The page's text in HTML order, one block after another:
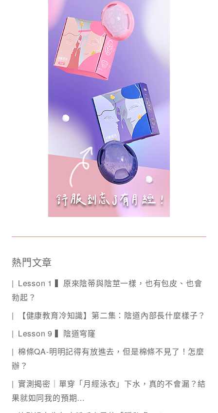
熱門文章
Lesson 1 ▍原來陰蒂與陰莖一樣，也有包皮、也會
勃起？
【健康教育冷知識】第二集：陰道內部長什麼樣子？
Lesson 9 ▍陰道穹窿
棉條QA-明明記得有放進去，但是棉條不見了！怎麼
辦？
實測揭密｜單穿「月經泳衣」下水，真的不會漏？結
果就如同我的預期…